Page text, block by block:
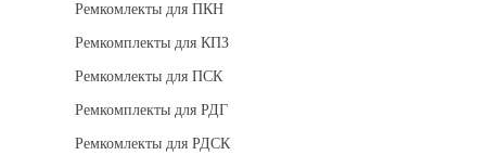
Ремкомлекты для ПКН
Ремкомплекты для КПЗ
Ремкомлекты для ПСК
Ремкомплекты для РДГ
Ремкомлекты для РДСК